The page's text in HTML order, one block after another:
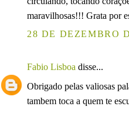
maravilhosas!!! Grata por
28 DE DEZEMBRO
Fabio Lisboa disse...
Obrigado pelas valiosas
tambem toca a quem te